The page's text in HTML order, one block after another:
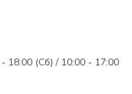
18:00 (Сб) / 10:00 - 17:00